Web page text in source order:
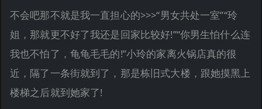
不会吧那不就是我一直担心的>>>“男女共处一室”“玲
姐，那就更不好了我还是回家比较好!”“你男生怕什么连
我也不怕了，龟龟毛毛的!”小玲的家离火锅店真的很
近，隔了一条街就到了，那是栋旧式大楼，跟她摸黑上
楼梯之后就到她家了!